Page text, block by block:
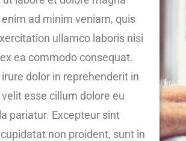
ad minim veniam, quis
ullamco laboris nisi
ea commodo consequat.
dolor in reprehenderit in
esse cillum dolore eu
pariatur. Excepteur sint
non proident, sunt in